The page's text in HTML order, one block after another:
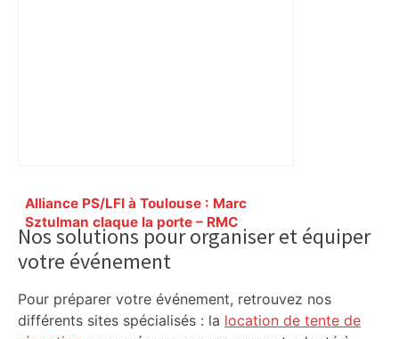
Alliance PS/LFI à Toulouse : Marc
Sztulman claque la porte – RMC
Primary
Sidebar
Nos solutions pour organiser et équiper
votre événement
Pour préparer votre événement, retrouvez nos
différents sites spécialisés : la location de tente de